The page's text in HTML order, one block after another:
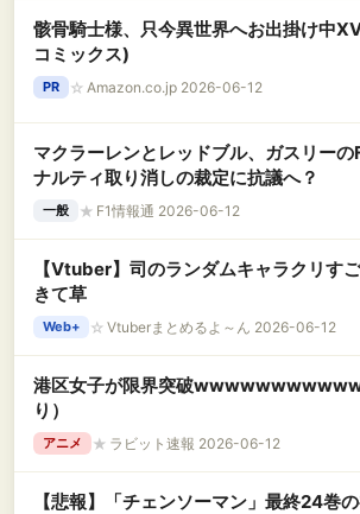
アコン 軽量 小型 持ち運び 静音 扇風機
策 暑さ対策 通勤 通学 スポーツ観戦 農作
大会 山登り 旅行用 ストラップ付きBlack
骸骨騎士様、只今異世界へお出掛け中
コミックス)
PR ☆ Amazon.co.jp 2026-06-12
マクラーレンとレッドブル、ガスリーの
ナルティ取り消しの裁定に抗議へ？
一般 ★ F1情報通 2026-06-12
【Vtuber】司のランダムキャラクリす
きて草
Web+ ☆ Vtuberまとめるよ～ん 2026-06-12
港区女子が限界突破
り）
アニメ ★ ラビット速報 2026-06-12
【悲報】「チェンソーマン」最終24巻